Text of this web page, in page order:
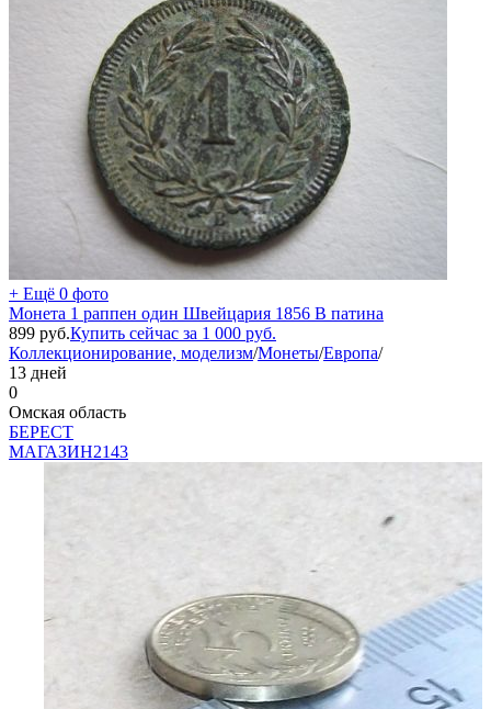
+ Ещё 0 фото
Монета 1 раппен один Швейцария 1856 B патина
899 руб.Купить сейчас за 1 000 руб.
Коллекционирование, моделизм/Монеты/Европа/
13 дней
0
Омская область
БEPECT
МАГАЗИН2143